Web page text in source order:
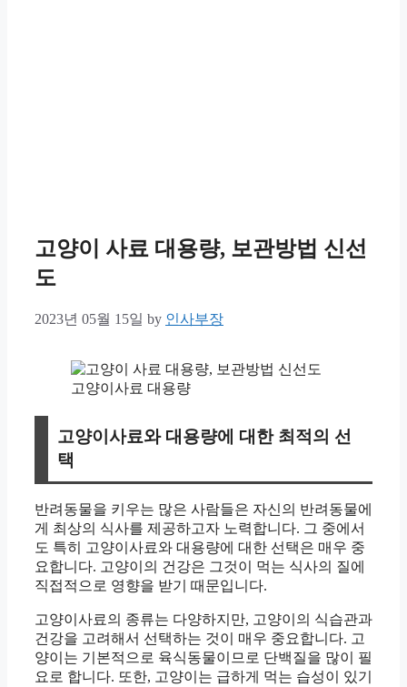
고양이 사료 대용량, 보관방법 신선
도
2023년 05월 15일 by 인사부장
고양이사료 대용량
고양이사료와 대용량에 대한 최적의 선
택
반려동물을 키우는 많은 사람들은 자신의 반려동물에
게 최상의 식사를 제공하고자 노력합니다. 그 중에서
도 특히 고양이사료와 대용량에 대한 선택은 매우 중
요합니다. 고양이의 건강은 그것이 먹는 식사의 질에
직접적으로 영향을 받기 때문입니다.
고양이사료의 종류는 다양하지만, 고양이의 식습관과
건강을 고려해서 선택하는 것이 매우 중요합니다. 고
양이는 기본적으로 육식동물이므로 단백질을 많이 필
요로 합니다. 또한, 고양이는 급하게 먹는 습성이 있기